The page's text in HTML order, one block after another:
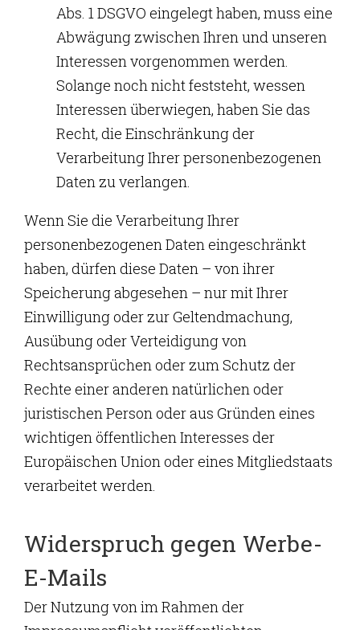
Abs. 1 DSGVO eingelegt haben, muss eine
Abwägung zwischen Ihren und unseren
Interessen vorgenommen werden.
Solange noch nicht feststeht, wessen
Interessen überwiegen, haben Sie das
Recht, die Einschränkung der
Verarbeitung Ihrer personenbezogenen
Daten zu verlangen.
Wenn Sie die Verarbeitung Ihrer
personenbezogenen Daten eingeschränkt
haben, dürfen diese Daten – von ihrer
Speicherung abgesehen – nur mit Ihrer
Einwilligung oder zur Geltendmachung,
Ausübung oder Verteidigung von
Rechtsansprüchen oder zum Schutz der
Rechte einer anderen natürlichen oder
juristischen Person oder aus Gründen eines
wichtigen öffentlichen Interesses der
Europäischen Union oder eines Mitgliedstaats
verarbeitet werden.
Widerspruch gegen Werbe-
E-Mails
Der Nutzung von im Rahmen der